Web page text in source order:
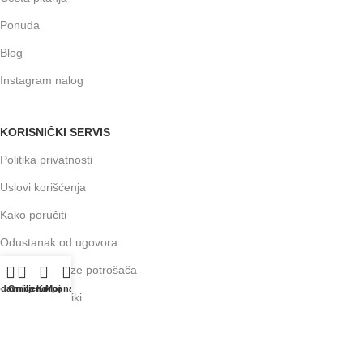
Ponuda
Blog
Instagram nalog
KORISNIČKI SERVIS
Politika privatnosti
Uslovi korišćenja
Kako poručiti
Odustanak od ugovora
Prava i obaveze potrošača
Isporuka pošiljki
OmiljenoKorpa
Moj nalog